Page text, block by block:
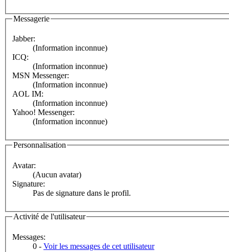
Messagerie
Jabber:
(Information inconnue)
ICQ:
(Information inconnue)
MSN Messenger:
(Information inconnue)
AOL IM:
(Information inconnue)
Yahoo! Messenger:
(Information inconnue)
Personnalisation
Avatar:
(Aucun avatar)
Signature:
Pas de signature dans le profil.
Activité de l'utilisateur
Messages:
0 - Voir les messages de cet utilisateur